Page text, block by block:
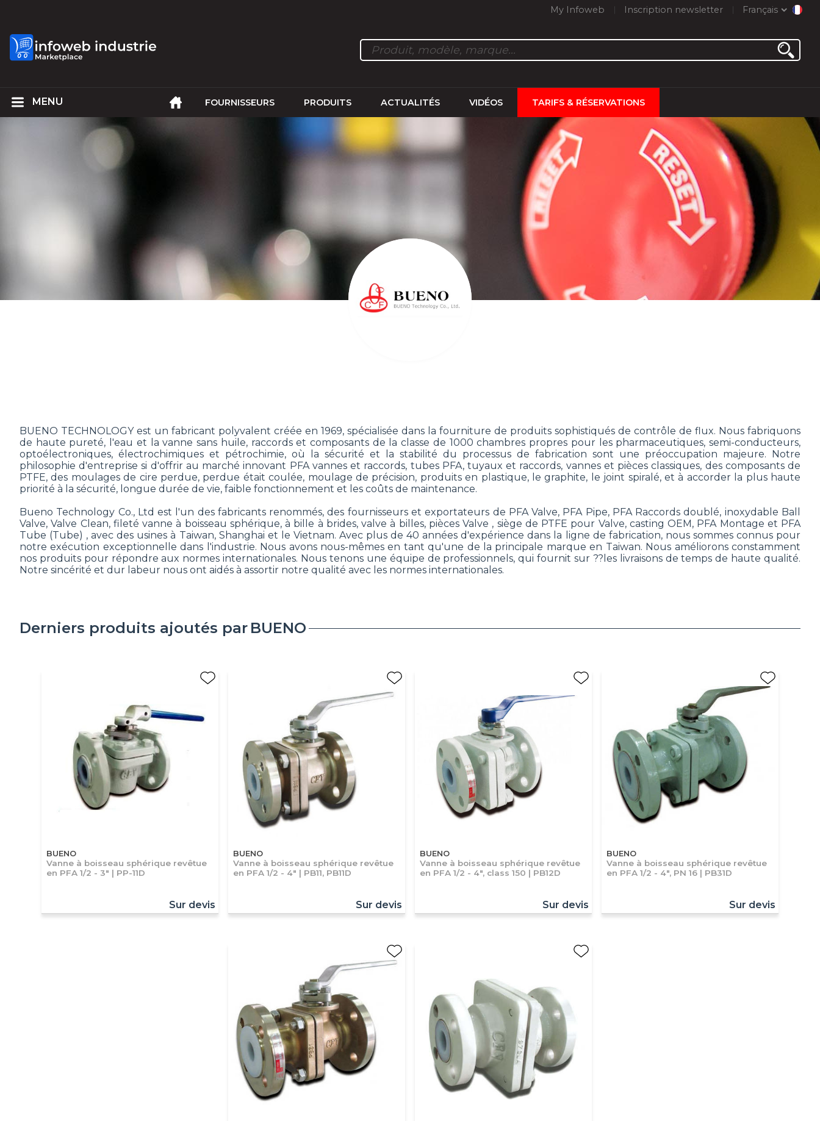
My Infoweb Inscription newsletter Français
FOURNISSEURS PRODUITS ACTUALITÉS VIDÉOS TARIFS & RÉSERVATIONS
BUENO TECHNOLOGY est un fabricant polyvalent créée en 1969, spécialisée dans la fourniture de produits sophistiqués de contrôle de flux. Nous fabriquons
de haute pureté, l'eau et la vanne sans huile, raccords et composants de la classe de 1000 chambres propres pour les pharmaceutiques, semi-conducteurs,
optoélectroniques, électrochimiques et pétrochimie, où la sécurité et la stabilité du processus de fabrication sont une préoccupation majeure. Notre
philosophie d'entreprise si d'offrir au marché innovant PFA vannes et raccords, tubes PFA, tuyaux et raccords, vannes et pièces classiques, des composants de
PTFE, des moulages de cire perdue, perdue était coulée, moulage de précision, produits en plastique, le graphite, le joint spiralé, et à accorder la plus haute
priorité à la sécurité, longue durée de vie, faible fonctionnement et les coûts de maintenance.
Bueno Technology Co., Ltd est l'un des fabricants renommés, des fournisseurs et exportateurs de PFA Valve, PFA Pipe, PFA Raccords doublé, inoxydable Ball
Valve, Valve Clean, fileté vanne à boisseau sphérique, à bille à brides, valve à billes, pièces Valve , siège de PTFE pour Valve, casting OEM, PFA Montage et PFA
Tube (Tube) , avec des usines à Taiwan, Shanghai et le Vietnam. Avec plus de 40 années d'expérience dans la ligne de fabrication, nous sommes connus pour
notre exécution exceptionnelle dans l'industrie. Nous avons nous-mêmes en tant qu'une de la principale marque en Taiwan. Nous améliorons constamment
nos produits pour répondre aux normes internationales. Nous tenons une équipe de professionnels, qui fournit sur ??les livraisons de temps de haute qualité.
Notre sincérité et dur labeur nous ont aidés à assortir notre qualité avec les normes internationales.
Derniers produits ajoutés par BUENO
BUENO
Vanne à boisseau sphérique revêtue
en PFA 1/2 - 3" | PP-11D
Sur devis
BUENO
Vanne à boisseau sphérique revêtue
en PFA 1/2 - 4" | PB11, PB11D
Sur devis
BUENO
Vanne à boisseau sphérique revêtue
en PFA 1/2 - 4", class 150 | PB12D
Sur devis
BUENO
Vanne à boisseau sphérique revêtue
en PFA 1/2 - 4", PN 16 | PB31D
Sur devis